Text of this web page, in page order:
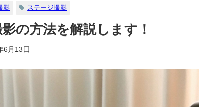
影 ステージ撮影
の方法を解説します！
6月13日